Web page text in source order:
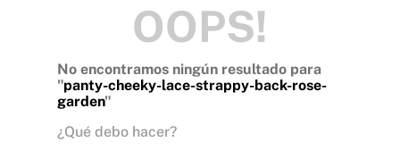
OOPS!
No encontramos ningún resultado para
"panty-cheeky-lace-strappy-back-rose-
garden"
¿Qué debo hacer?